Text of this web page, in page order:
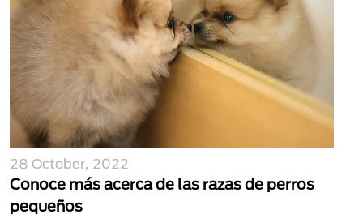
28 October, 2022
Conoce más acerca de las razas de perros
pequeños